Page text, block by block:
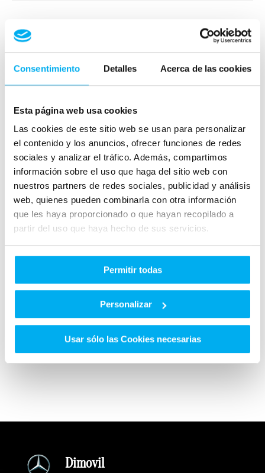
Consentimiento Detalles Acerca de las cookies
Esta página web usa cookies
Las cookies de este sitio web se usan para personalizar
el contenido y los anuncios, ofrecer funciones de redes
sociales y analizar el tráfico. Además, compartimos
información sobre el uso que haga del sitio web con
nuestros partners de redes sociales, publicidad y análisis
web, quienes pueden combinarla con otra información
que les haya proporcionado o que hayan recopilado a
partir del uso que haya hecho de sus servicios.
Permitir todas
Personalizar
Usar sólo las Cookies necesarias
He leído y acepto lasCondiciones legalesy lapolítica de
privacidad*
Quiero que GRUPO HUERTAS me informe sobre sus
servicios y productos que puedan adaptarse a mis
necesidades y puedan ser de mi interés.
(*) Campos obligatorios
Dimovil